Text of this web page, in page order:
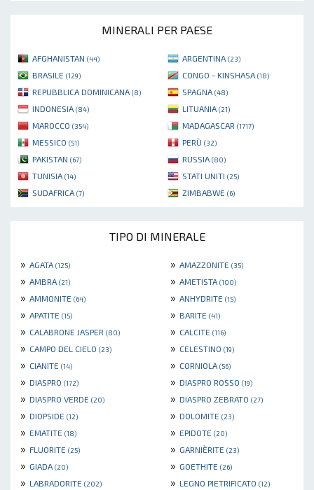
MINERALI PER PAESE
AFGHANISTAN (44) ARGENTINA (23)
BRASILE (129) CONGO - KINSHASA (18)
REPUBBLICA DOMINICANA (8) SPAGNA (48)
INDONESIA (84) LITUANIA (21)
MAROCCO (354) MADAGASCAR (1717)
MESSICO (51) PERÙ (32)
PAKISTAN (67) RUSSIA (80)
TUNISIA (14) STATI UNITI (25)
SUDAFRICA (7) ZIMBABWE (6)
TIPO DI MINERALE
» AGATA (125) » AMAZZONITE (35)
» AMBRA (21) » AMETISTA (100)
» AMMONITE (64) » ANHYDRITE (15)
» APATITE (15) » BARITE (41)
» CALABRONE JASPER (80) » CALCITE (116)
» CAMPO DEL CIELO (23) » CELESTINO (19)
» CIANITE (14) » CORNIOLA (56)
» DIASPRO (172) » DIASPRO ROSSO (19)
» DIASPRO VERDE (20) » DIASPRO ZEBRATO (27)
» DIOPSIDE (12) » DOLOMITE (23)
» EMATITE (18) » EPIDOTE (20)
» FLUORITE (25) » GARNIÈRITE (23)
» GIADA (20) » GOETHITE (26)
» LABRADORITE (202) » LEGNO PIETRIFICATO (12)